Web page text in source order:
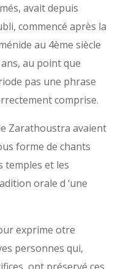
avait depuis
commencé après la
au 4ème siècle
au point que
pas une phrase
comprise.
Zarathoustra avaient
forme de chants
temples et les
orale d ‘une
exprime otre
personnes qui,